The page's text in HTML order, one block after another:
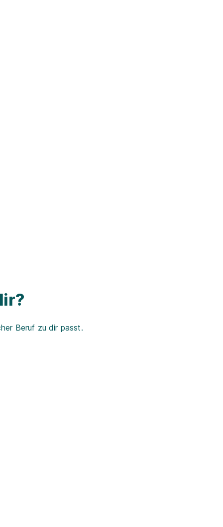
Beruf zu dir passt.